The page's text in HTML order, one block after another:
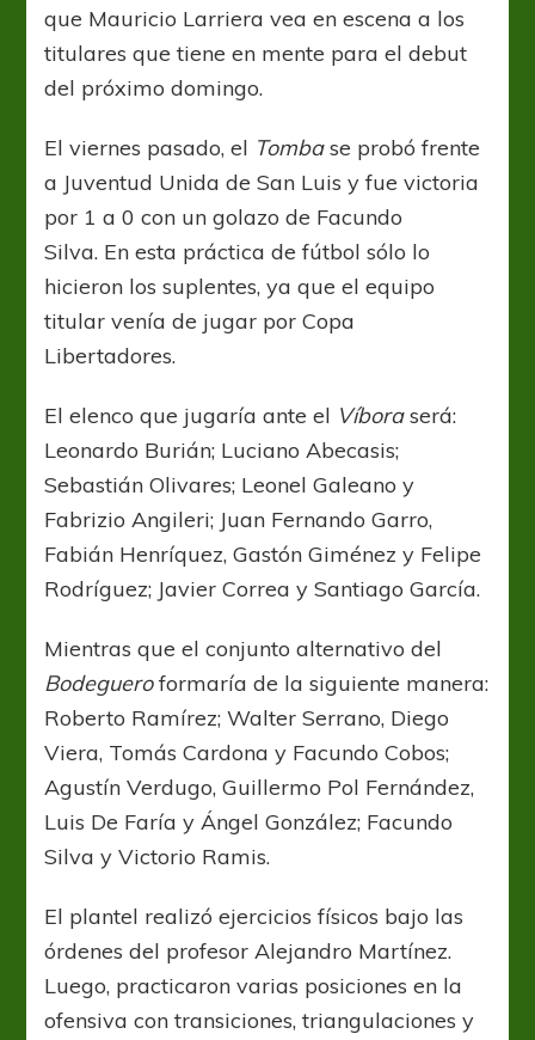
que Mauricio Larriera vea en escena a los
titulares que tiene en mente para el debut
del próximo domingo.
El viernes pasado, el Tombase probó frente
a Juventud Unida de San Luis y fue victoria
por 1 a 0 con un golazo de Facundo
Silva. En esta práctica de fútbol sólo lo
hicieron los suplentes, ya que el equipo
titular venía de jugar por Copa
Libertadores.
El elenco que jugaría ante el Víboraserá:
Leonardo Burián; Luciano Abecasis;
Sebastián Olivares; Leonel Galeano y
Fabrizio Angileri; Juan Fernando Garro,
Fabián Henríquez, Gastón Giménez y Felipe
Rodríguez; Javier Correa y Santiago García.
Mientras que el conjunto alternativo del
Bodegueroformaría de la siguiente manera:
Roberto Ramírez; Walter Serrano, Diego
Viera, Tomás Cardona y Facundo Cobos;
Agustín Verdugo, Guillermo Pol Fernández,
Luis De Faría y Ángel González; Facundo
Silva y Victorio Ramis.
El plantel realizó ejercicios físicos bajo las
órdenes del profesor Alejandro Martínez.
Luego, practicaron varias posiciones en la
ofensiva con transiciones, triangulaciones y